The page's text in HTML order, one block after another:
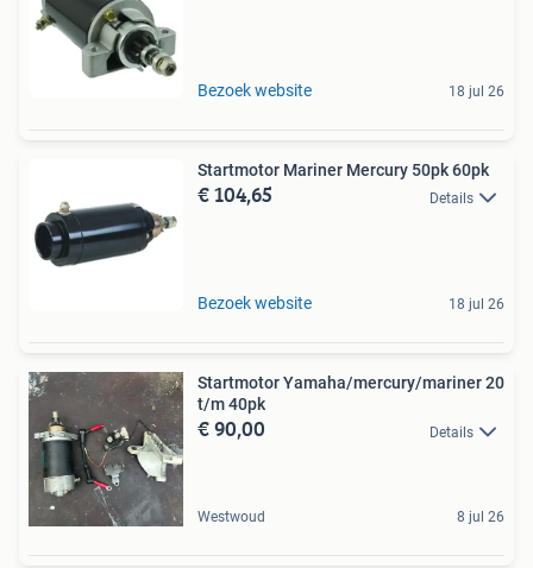
Bezoek website 18 jul 26
Startmotor Mariner Mercury 50pk 60pk
€ 104,65 Details
Bezoek website 18 jul 26
Startmotor Yamaha/mercury/mariner 20
t/m 40pk
€ 90,00 Details
Westwoud 8 jul 26